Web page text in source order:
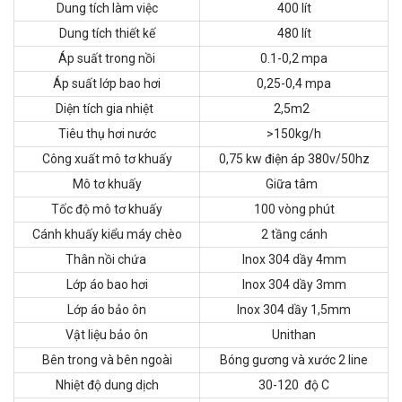
Dung tích làm việc
400 lít
Dung tích thiết kế
480 lít
Áp suất trong nồi
0.1-0,2 mpa
Áp suất lớp bao hơi
0,25-0,4 mpa
Diện tích gia nhiệt
2,5m2
Tiêu thụ hơi nước
>150kg/h
Công xuất mô tơ khuấy
0,75 kw điện áp 380v/50hz
Mô tơ khuấy
Giữa tâm
Tốc độ mô tơ khuấy
100 vòng phút
Cánh khuấy kiểu máy chèo
2 tầng cánh
Thân nồi chứa
Inox 304 dầy 4mm
Lớp áo bao hơi
Inox 304 dầy 3mm
Lớp áo bảo ôn
Inox 304 dầy 1,5mm
Vật liệu bảo ôn
Unithan
Bên trong và bên ngoài
Bóng gương và xước 2 line
Nhiệt độ dung dịch
30-120 độ C